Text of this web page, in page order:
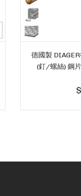
德國製
(釘/螺絲) 鋼